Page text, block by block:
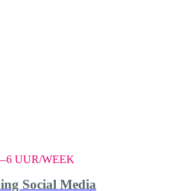
UUR/WEEK
Social Media